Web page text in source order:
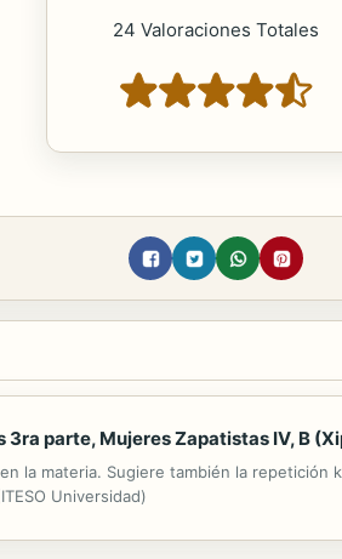
24 Valoraciones Totales
parte, Mujeres Zapatistas IV, B
la materia. Sugiere también la repetición
Universidad)